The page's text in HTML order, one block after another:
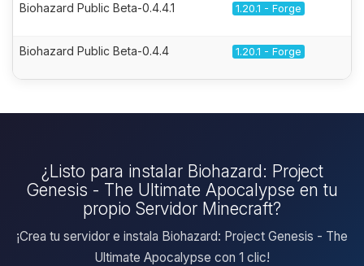
Biohazard Public Beta-0.4.4.1 1.20.1 - Forge
Biohazard Public Beta-0.4.4 1.20.1 - Forge
¿Listo para instalar Biohazard: Project
Genesis - The Ultimate Apocalypse en tu
propio Servidor Minecraft?
¡Crea tu servidor e instala Biohazard: Project Genesis - The
Ultimate Apocalypse con 1 clic!